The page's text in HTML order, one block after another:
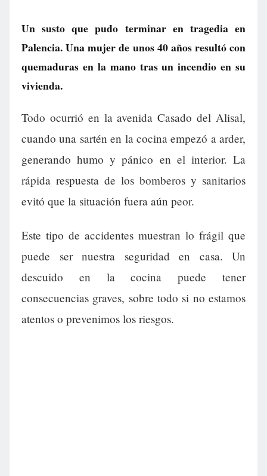
Un susto que pudo terminar en tragedia en
Palencia. Una mujer de unos 40 años resultó con
quemaduras en la mano tras un incendio en su
vivienda.
Todo ocurrió en la avenida Casado del Alisal,
cuando una sartén en la cocina empezó a arder,
generando humo y pánico en el interior. La
rápida respuesta de los bomberos y sanitarios
evitó que la situación fuera aún peor.
Este tipo de accidentes muestran lo frágil que
puede ser nuestra seguridad en casa. Un
descuido en la cocina puede tener
consecuencias graves, sobre todo si no estamos
atentos o prevenimos los riesgos.